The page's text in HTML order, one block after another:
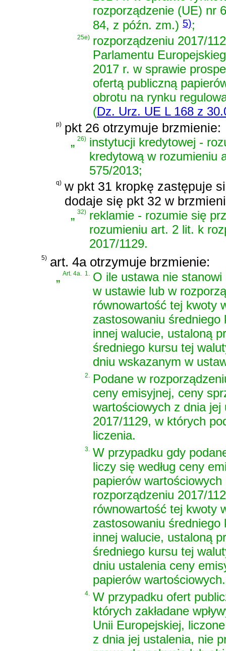
rozporządzenie (UE) nr
84, z późn. zm.) 5);
25e) rozporządzeniu 2017/
Parlamentu
2017 r. w sprawie
ofertą publiczną
obrotu na rynku
(Dz. Urz. UE L 168 z
p) pkt 26 otrzymuje brzmienie:
„26) instytucji kredytowej -
kredytową w rozumieniu
575/2013;
q) w pkt 31 kropkę zastępuje
dodaje się pkt 32 w
„32) reklamie - rozumie się
rozumieniu art. 2 lit. k
2017/1129.
5) art. 4a otrzymuje brzmienie:
„Art. 4a. 1. O ile ustawa nie
w ustawie lub w
równowartość tej kwoty
zastosowaniu
innej walucie, ustaloną
średniego kursu tej
dniu wskazanym w
2. Podane w
ceny emisyjnej, ceny
wartościowych z dnia
2017/1129, w których
liczenia.
3. W przypadku gdy
liczy się według ceny
papierów
rozporządzeniu 2017/
równowartość tej kwoty
zastosowaniu
innej walucie, ustaloną
średniego kursu tej
dniu ustalenia ceny
papierów wartościowych.
4. W przypadku ofert
których zakładane
Unii Europejskiej,
z dnia jej ustalenia, nie